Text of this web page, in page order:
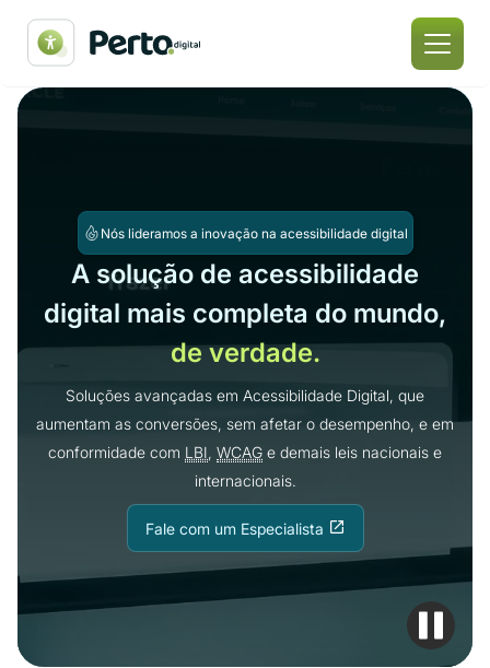
Nós lideramos a inovação na acessibilidade digital
A solução de acessibilidade
digital mais completa do mundo,
de verdade.
Soluções avançadas em Acessibilidade Digital, que
aumentam as conversões, sem afetar o desempenho, e em
conformidade com LBI WCAG e demais leis nacionais e
internacionais.
Fale com um Especialista